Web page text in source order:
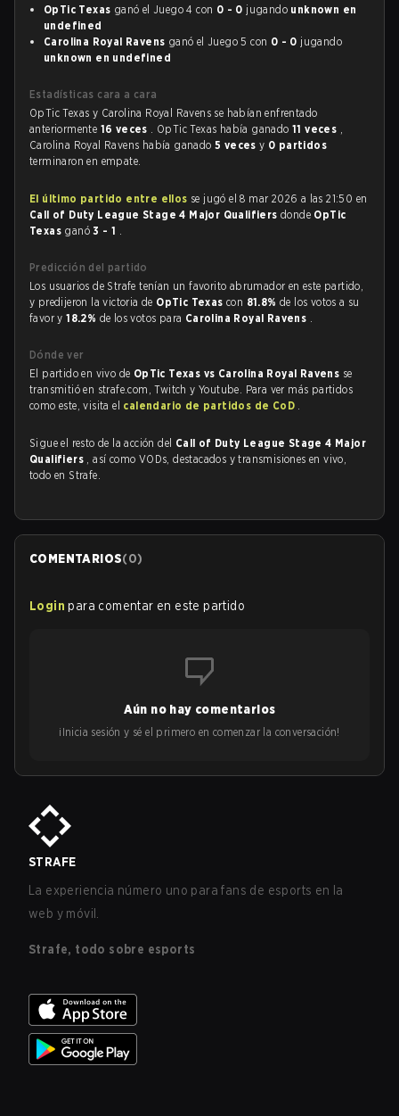
OpTic Texas ganó el Juego 4 con 0 - 0 jugando unknown en
undefined
Carolina Royal Ravens ganó el Juego 5 con 0 - 0 jugando
unknown en undefined
Estadísticas cara a cara
OpTic Texas y Carolina Royal Ravens se habían enfrentado
anteriormente 16 veces . OpTic Texas había ganado11 veces ,
Carolina Royal Ravens había ganado 5 vecesy 0 partidos
terminaron en empate.
El último partido entre ellos se jugó el 8 mar 2026 a las 21:50 en
Call of Duty League Stage 4 Major Qualifiers donde OpTic
Texas ganó3 - 1 .
Predicción del partido
Los usuarios de Strafe tenían un favorito abrumador en este partido,
y predijeron la victoria de OpTic Texascon 81.8%de los votos a su
favor y18.2% de los votos para Carolina Royal Ravens .
Dónde ver
El partido en vivo de OpTic Texas vs Carolina Royal Ravens se
transmitió en strafe.com, Twitch y Youtube. Para ver más partidos
como este, visita el calendario de partidos de CoD .
Sigue el resto de la acción del Call of Duty League Stage 4 Major
Qualifiers , así como VODs, destacados y transmisiones en vivo,
todo en Strafe.
COMENTARIOS(0)
Login para comentar en este partido
Aún no hay comentarios
¡Inicia sesión y sé el primero en comenzar la conversación!
STRAFE
La experiencia número uno para fans de esports en la
web y móvil.
Strafe, todo sobre esports